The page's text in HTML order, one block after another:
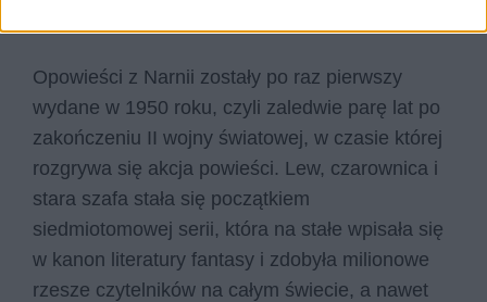
Opowieści z Narnii zostały po raz pierwszy
wydane w 1950 roku, czyli zaledwie parę lat po
zakończeniu II wojny światowej, w czasie której
rozgrywa się akcja powieści. Lew, czarownica i
stara szafa stała się początkiem
siedmiotomowej serii, która na stałe wpisała się
w kanon literatury fantasy i zdobyła milionowe
rzesze czytelników na całym świecie, a nawet